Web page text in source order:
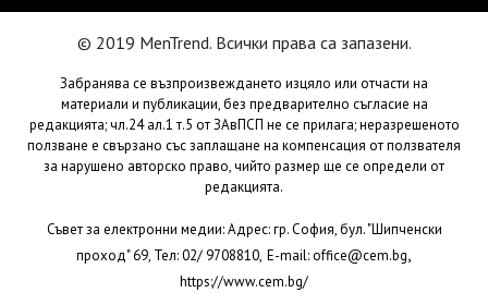
© 2019 MenTrend. Всички права са запазени.
Забранява се възпроизвеждането изцяло или отчасти на
материали и публикации, без предварително съгласие на
редакцията; чл.24 ал.1 т.5 от ЗАвПСП не се прилага; неразрешеното
ползване е свързано със заплащане на компенсация от ползвателя
за нарушено авторско право, чийто размер ще се определи от
редакцията.
Съвет за електронни медии: Адрес: гр. София, бул. "Шипченски
проход" 69, Тел: 02/ 9708810, E-mail:office@cem.bg,
https://www.cem.bg/